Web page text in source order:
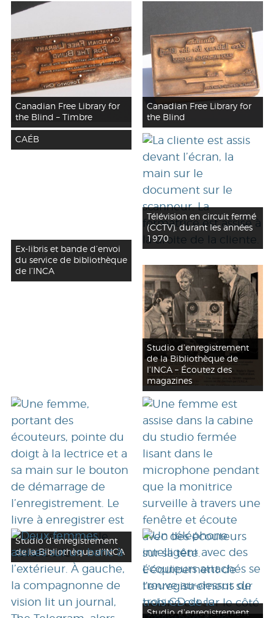
Canadian Free Library for
the Blind – Timbre
Canadian Free Library for
the Blind
CAÉB
Télévision en circuit fermé
(CCTV), durant les années
1970
Ex-libris et bande d’envoi
du service de bibliothèque
de l’INCA
Studio d’enregistrement
de la Bibliothèque de
l’INCA – Écoutez des
magazines
Studio d’enregistrement
de la Bibliothèque d’INCA
Studio d’enregistrement